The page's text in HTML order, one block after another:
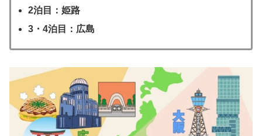
2泊目：姫路
3・4泊目：広島